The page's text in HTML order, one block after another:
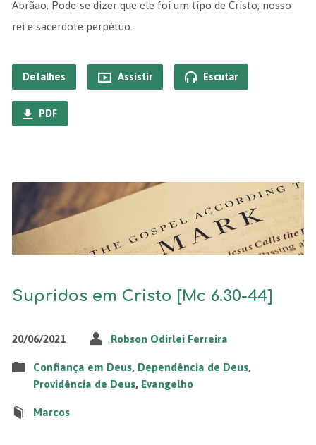
Abrãao. Pode-se dizer que ele foi um tipo de Cristo, nosso
rei e sacerdote perpétuo.
Detalhes Assistir Escutar
PDF
Supridos em Cristo [Mc 6.30-44]
20/06/2021 Robson Odirlei Ferreira
Confiança em Deus, Dependência de Deus,
Providência de Deus, Evangelho
Marcos